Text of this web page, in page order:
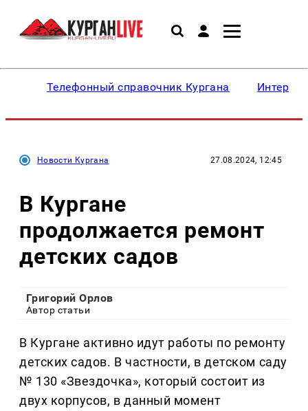
Телефонный справочник Кургана
Новости Кургана 27.08.2024, 12:45
В Кургане
продолжается ремонт
детских садов
Григорий Орлов
Автор статьи
В Кургане активно идут работы по ремонту
детских садов. В частности, в детском саду
№ 130 «Звездочка», который состоит из
двух корпусов, в данный момент